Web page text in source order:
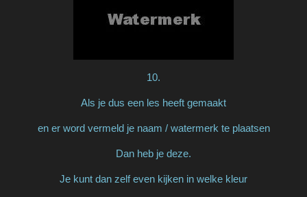
10.
Als je dus een les heeft gemaakt
en er word vermeld je naam / watermerk te plaatsen
Dan heb je deze.
Je kunt dan zelf even kijken in welke kleur